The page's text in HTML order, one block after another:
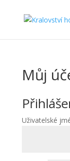
Můj
Uživatelské